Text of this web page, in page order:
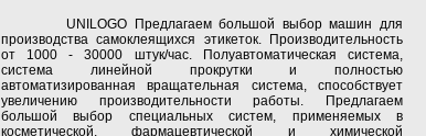
UNILOGO Предлагаем большой выбор машин для
производства самоклеящихся этикеток. Производительность
от 1000 - 30000 штук/час. Полуавтоматическая система,
система линейной прокрутки и полностью
автоматизированная вращательная система, способствует
увеличению производительности работы. Предлагаем
большой выбор специальных систем, применяемых в
косметической, фармацевтической и химической